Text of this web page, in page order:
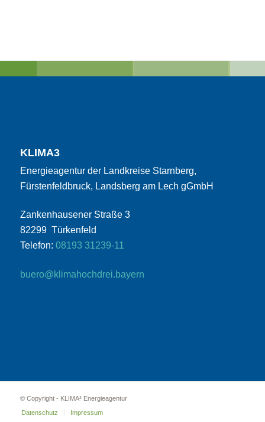
KLIMA3
Energieagentur der Landkreise Starnberg,
Fürstenfeldbruck, Landsberg am Lech gGmbH
Zankenhausener Straße 3
82299 Türkenfeld
Telefon: 08193 31239-11
buero@klimahochdrei.bayern
© Copyright - KLIMA³ Energieagentur
Datenschutz
Impressum